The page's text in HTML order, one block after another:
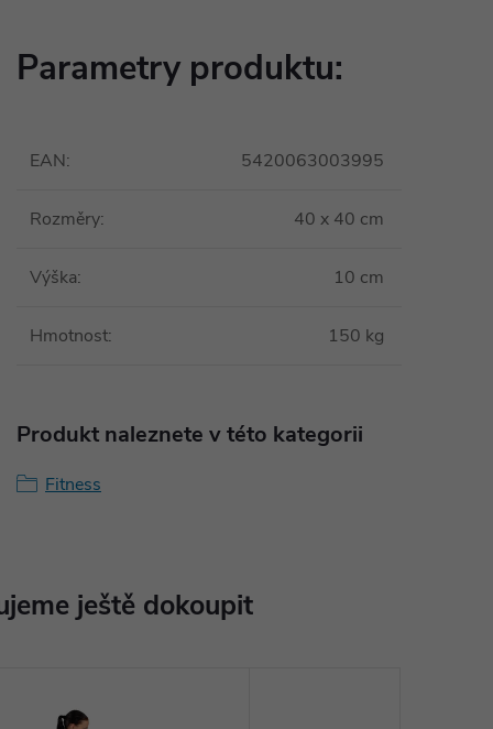
Parametry produktu:
EAN: 5420063003995
Rozměry: 40 x 40 cm
Výška: 10 cm
Hmotnost: 150 kg
Produkt naleznete v této kategorii
Fitness
ještě dokoupit